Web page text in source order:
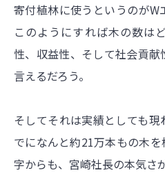
寄付植林に使うというのがW
このようにすれば木の数は
性、収益性、そして社会貢
言えるだろう。
そしてそれは実績としても
でになんと約21万本もの木
字からも、宮崎社長の本気さ